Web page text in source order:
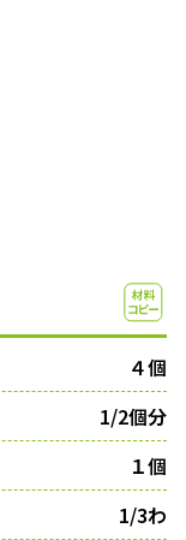
４個
1/2個分
１個
1/3わ